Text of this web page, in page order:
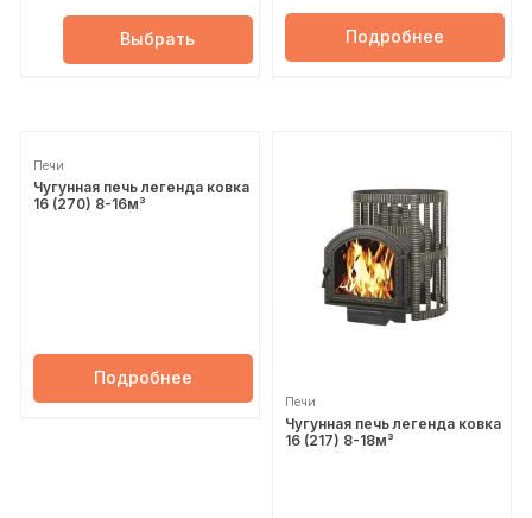
Выбрать Подробнее
Печи
Чугунная печь легенда ковка
16 (270) 8-16м³
Подробнее
Печи
Чугунная печь легенда ковка
16 (217) 8-18м³